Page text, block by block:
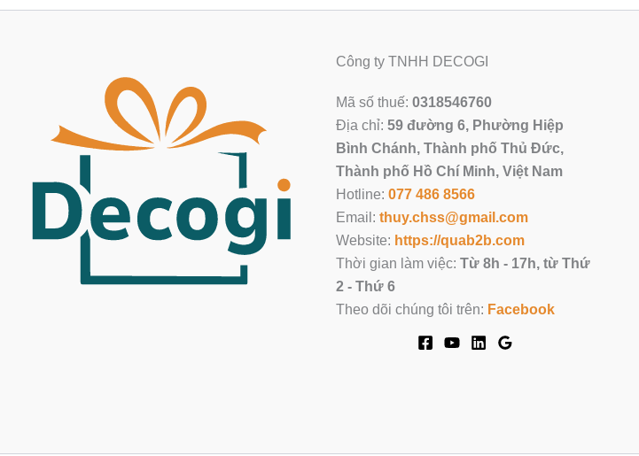
Công ty TNHH DECOGI
Mã số thuế: 0318546760
Địa chỉ: 59 đường 6, Phường Hiệp
Bình Chánh, Thành phố Thủ Đức,
Thành phố Hồ Chí Minh, Việt Nam
Hotline: 077 486 8566
Email: thuy.chss@gmail.com
Website: https://quab2b.com
Thời gian làm việc: Từ 8h - 17h, từ Thứ
2 - Thứ 6
Theo dõi chúng tôi trên: Facebook